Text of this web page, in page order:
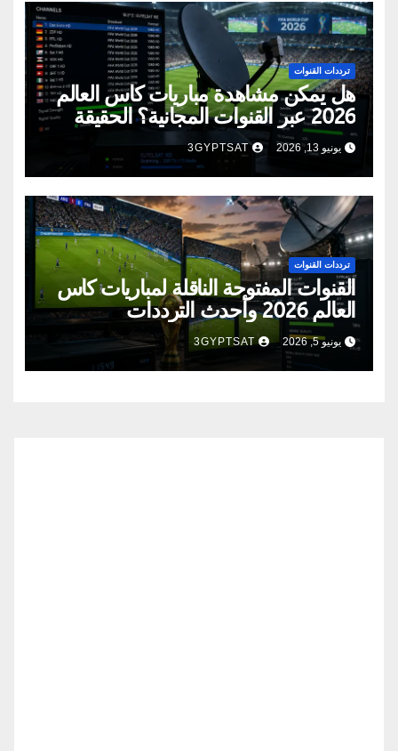
ترددات القنوات
هل يمكن مشاهدة مباريات كأس العالم
2026 عبر القنوات المجانية؟ الحقيقة
الكاملة
يونيو 13, 2026 3GYPTSAT
ترددات القنوات
القنوات المفتوحة الناقلة لمباريات كأس
العالم 2026 وأحدث الترددات
يونيو 5, 2026 3GYPTSAT